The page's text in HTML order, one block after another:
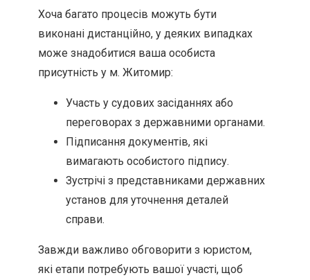
Хоча багато процесів можуть бути
виконані дистанційно, у деяких випадках
може знадобитися ваша особиста
присутність у м. Житомир:
Участь у судових засіданнях або
переговорах з державними органами.
Підписання документів, які
вимагають особистого підпису.
Зустрічі з представниками державних
установ для уточнення деталей
справи.
Завжди важливо обговорити з юристом,
які етапи потребують вашої участі, щоб